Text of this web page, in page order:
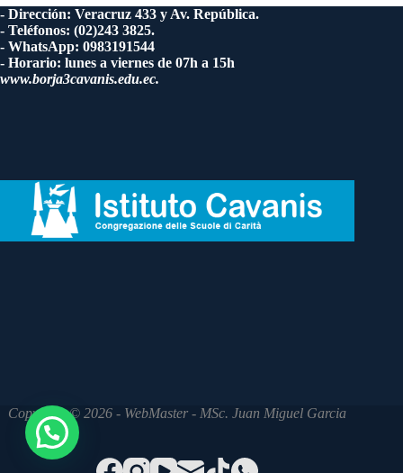
- Dirección: Veracruz 433 y Av. República.
- Teléfonos: (02)243 3825.
- WhatsApp: 0983191544
- Horario: lunes a viernes de 07h a 15h
www.borja3cavanis.edu.ec.
Copyright © 2026 - WebMaster - MSc. Juan Miguel Garcia